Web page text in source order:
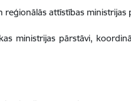
reģionālās attīstības ministrijas
ministrijas pārstāvi,